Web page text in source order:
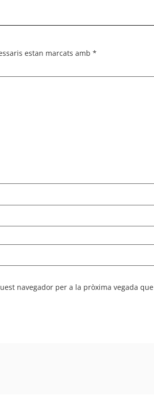
estan marcats amb *
navegador per a la pròxima vegada que